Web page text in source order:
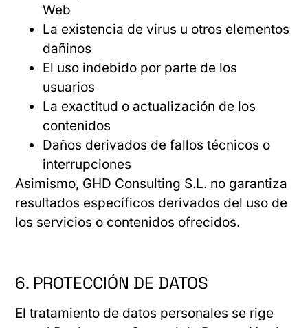
Web
La existencia de virus u otros elementos
dañinos
El uso indebido por parte de los
usuarios
La exactitud o actualización de los
contenidos
Daños derivados de fallos técnicos o
interrupciones
Asimismo, GHD Consulting S.L. no garantiza
resultados específicos derivados del uso de
los servicios o contenidos ofrecidos.
6. PROTECCIÓN DE DATOS
El tratamiento de datos personales se rige